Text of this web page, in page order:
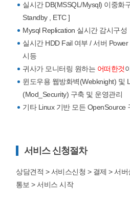
실시간 DB(MSSQL/Mysql) 이중화
Standby , ETC ]
Mysql Replication 실시간 감시구성
실시간 HDD Fail 여부 / 서버
시등
귀사가 모니터링 원하는 어떠한것
윈도우용 웹방화벽(Webknight) 및
(Mod_Security) 구축 및 운영관리
기타 Linux 기반 모든 OpenSource
서비스 신청절차
상담견적 > 서비스신청 > 결제 > 서
통보 > 서비스 시작